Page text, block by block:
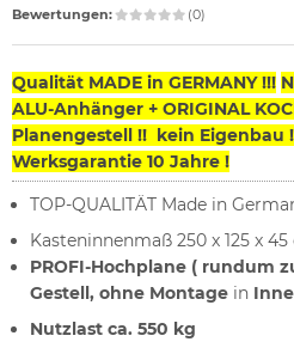
Bewertungen: (0)
Qualität MADE in GERMANY !!!
ALU-Anhänger + ORIGINAL
Planengestell !! kein Eigenbau !
Werksgarantie 10 Jahre !
TOP-QUALITÄT Made in
Kasteninnenmaß 250 x 125 x 45
PROFI-Hochplane ( rundum
Gestell, ohne Montage in
Nutzlast ca. 550 kg